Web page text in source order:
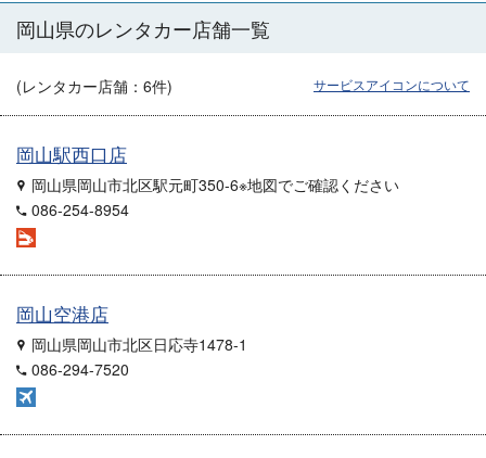
岡山県のレンタカー店舗一覧
(レンタカー店舗： 6件) サービスアイコンについて
岡山駅西口店
岡山県岡山市北区駅元町350-6※地図でご確認ください
086-254-8954
岡山空港店
岡山県岡山市北区日応寺1478-1
086-294-7520